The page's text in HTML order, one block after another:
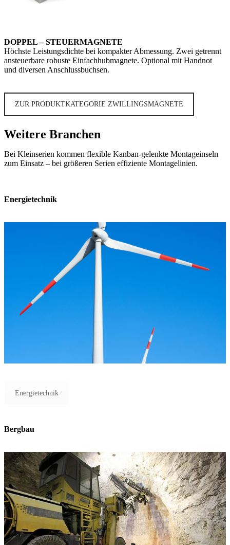
DOPPEL – STEUERMAGNETE
Höchste Leistungsdichte bei kompakter Abmessung. Zwei getrennt
ansteuerbare robuste Einfachhubmagnete. Optional mit Handnot
und diversen Anschlussbuchsen.
ZUR PRODUKTKATEGORIE ZWILLINGSMAGNETE
Weitere Branchen
Bei Kleinserien kommen flexible Kanban-gelenkte Montageinseln
zum Einsatz – bei größeren Serien effiziente Montagelinien.
Energietechnik
Energietechnik
Bergbau